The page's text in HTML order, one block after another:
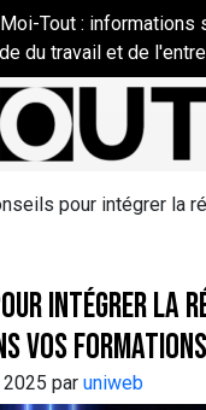
Tout : informations
du travail et de
pour intégrer la
intégrer la
vos formations
par uniweb